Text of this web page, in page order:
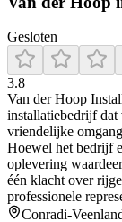
Gesloten
3.8
Van der Hoop
installatiebedrijf
vriendelijke
Hoewel het bedrijf
oplevering
één klacht over
professionele
Conradi-